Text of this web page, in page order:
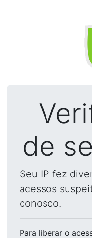
de
Seu IP fez
acessos
conosco.
Para liberar o